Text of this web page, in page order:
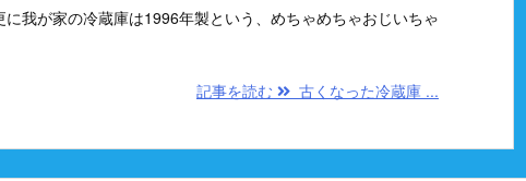
我が家の冷蔵庫は1996年製という、めちゃめちゃおじいちゃ
記事を読む 古くなった冷蔵庫 ...